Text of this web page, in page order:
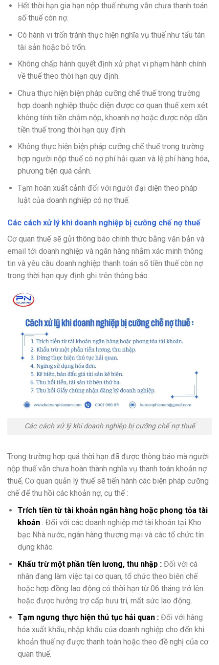
Hết thời hạn gia hạn nộp thuế nhưng vẫn chưa thanh toán
số thuế còn nợ.
Có hành vi trốn tránh thực hiện nghĩa vụ thuế như tẩu tán
tài sản hoặc bỏ trốn.
Không chấp hành quyết định xử phạt vi phạm hành chính
về thuế theo thời hạn quy định.
Chưa thực hiện biện pháp cưỡng chế thuế trong trường
hợp doanh nghiệp thuộc diện được cơ quan thuế xem xét
không tính tiền chậm nộp, khoanh nợ hoặc được nộp dần
tiền thuế trong thời hạn quy định.
Không thực hiện biện pháp cưỡng chế thuế trong trường
hợp người nộp thuế có nợ phí hải quan và lệ phí hàng hóa,
phương tiện quá cảnh.
Tạm hoãn xuất cảnh đối với người đại diện theo pháp
luật của doanh nghiệp có nợ thuế.
Các cách xử lý khi doanh nghiệp bị cưỡng chế nợ thuế
Cơ quan thuế sẽ gửi thông báo chính thức bằng văn bản và
email tới doanh nghiệp và ngân hàng nhằm xác minh thông
tin và yêu cầu doanh nghiệp thanh toán số tiền thuế còn nợ
trong thời hạn quy định ghi trên thông báo.
Các cách xử lý khi doanh nghiệp bị cưỡng chế nợ thuế
Trong trường hợp quá thời hạn đã được thông báo mà người
nộp thuế vẫn chưa hoàn thành nghĩa vụ thanh toán khoản nợ
thuế, Cơ quan quản lý thuế sẽ tiến hành các biện pháp cưỡng
chế để thu hồi các khoản nợ, cụ thể :
Trích tiền từ tài khoản ngân hàng hoặc phong tỏa tài
khoản : Đối với các doanh nghiệp mở tài khoản tại Kho
bạc Nhà nước, ngân hàng thương mại và các tổ chức tín
dụng khác.
Khấu trừ một phần tiền lương, thu nhập : Đối với cá
nhân đang làm việc tại cơ quan, tổ chức theo biên chế
hoặc hợp đồng lao động có thời hạn từ 06 tháng trở lên
hoặc được hưởng trợ cấp hưu trí, mất sức lao động.
Tạm ngưng thực hiện thủ tục hải quan :Đối với hàng
hóa xuất khẩu, nhập khẩu của doanh nghiệp cho đến khi
khoản thuế nợ được thanh toán hoặc theo đề nghị của cơ
quan thuế.